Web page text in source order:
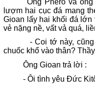
lượm hai cục đá mang
Gioan lấy hai khối đá
vẻ nặng nề, vất vả quá,
- Coi tớ này, cũng
chuốc khổ vào thân?
Ông Gioan trả lời :
- Ôi tình yêu Đức Kitô